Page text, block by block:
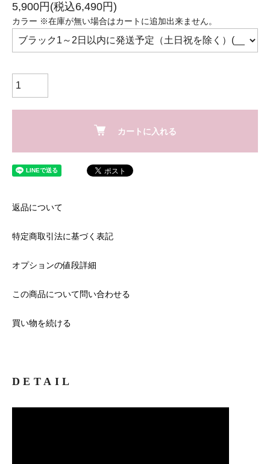
5,900円(税込6,490円)
カラー ※在庫が無い場合はカートに追加出来ません。
カートに入れる
返品について
特定商取引法に基づく表記
オプションの値段詳細
この商品について問い合わせる
買い物を続ける
DETAIL